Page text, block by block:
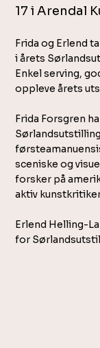
17 i Arendal
Frida og Erlend
i årets
Enkel serving,
oppleve årets
Frida Forsgren
sceniske og
forsker på
aktiv
Erlend Helling-
for